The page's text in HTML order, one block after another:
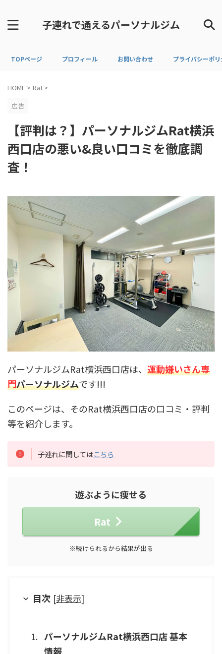
子連れで通えるパーソナルジム
TOPページ プロフィール お問い合わせ プライバシーポ
HOME > Rat >
広告
【評判は？】パーソナルジムRat横浜
西口店の悪い&良い口コミを徹底調
査！
パーソナルジムRat横浜西口店は、 運動嫌いさん専
門パーソナルジムです!!!
このページは、そのRat横浜西口店の口コミ・評判
等を紹介します。
子連れに関してはこちら
遊ぶように痩せる
Rat
※続けられるから結果が出る
目次 [非表示]
パーソナルジムRat横浜西口店 基本
情報